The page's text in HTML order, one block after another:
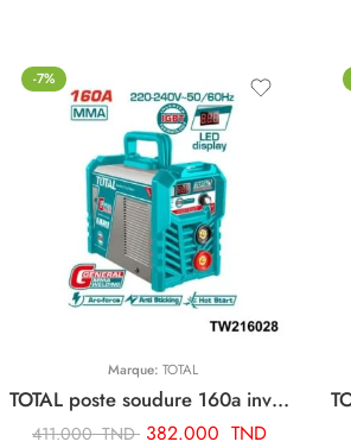
-7%
Marque: TOTAL
TOTAL poste soudure 160a inverter TW216028
411.000TND 382.000 TND